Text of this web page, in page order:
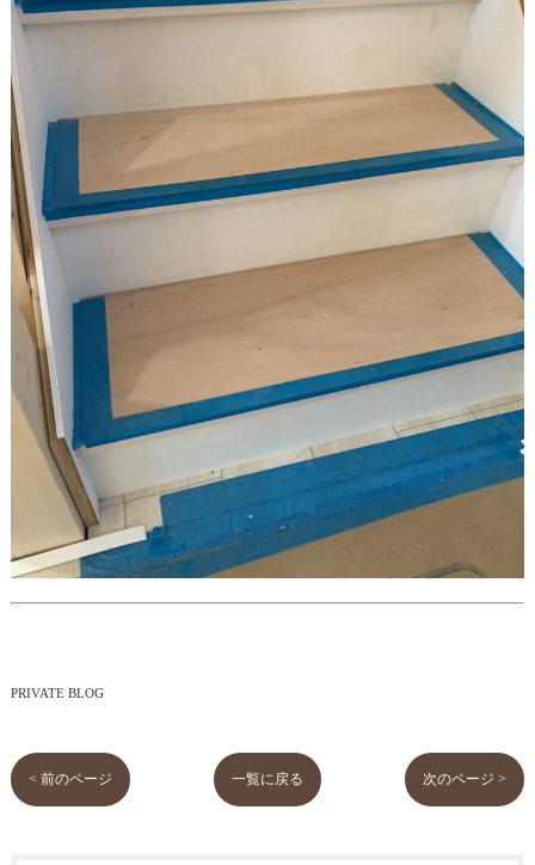
PRIVATE BLOG
< 前のページ 一覧に戻る 次のページ >